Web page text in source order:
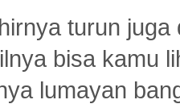
turun
bisa kamu
lumayan